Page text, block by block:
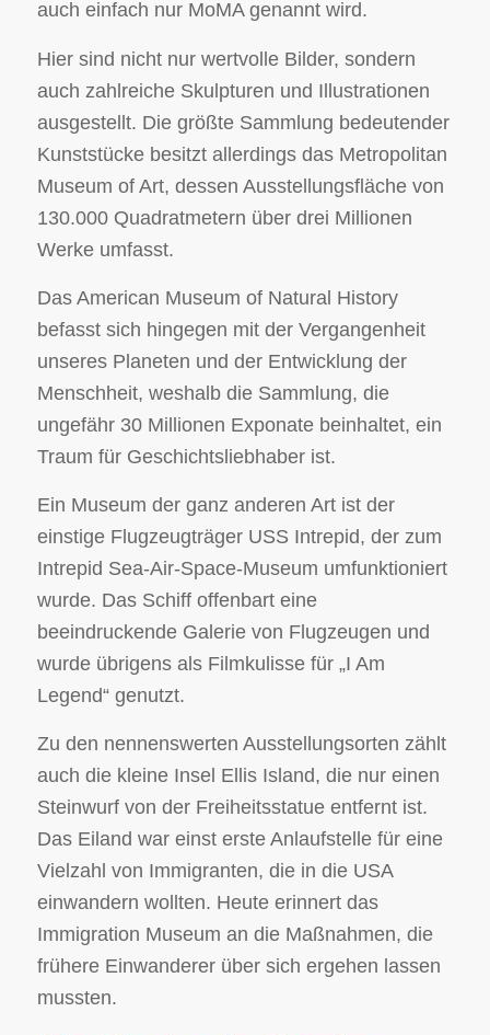
auch einfach nur MoMA genannt wird.
Hier sind nicht nur wertvolle Bilder, sondern
auch zahlreiche Skulpturen und Illustrationen
ausgestellt. Die größte Sammlung bedeutender
Kunststücke besitzt allerdings das Metropolitan
Museum of Art, dessen Ausstellungsfläche von
130.000 Quadratmetern über drei Millionen
Werke umfasst.
Das American Museum of Natural History
befasst sich hingegen mit der Vergangenheit
unseres Planeten und der Entwicklung der
Menschheit, weshalb die Sammlung, die
ungefähr 30 Millionen Exponate beinhaltet, ein
Traum für Geschichtsliebhaber ist.
Ein Museum der ganz anderen Art ist der
einstige Flugzeugträger USS Intrepid, der zum
Intrepid Sea-Air-Space-Museum umfunktioniert
wurde. Das Schiff offenbart eine
beeindruckende Galerie von Flugzeugen und
wurde übrigens als Filmkulisse für „I Am
Legend“ genutzt.
Zu den nennenswerten Ausstellungsorten zählt
auch die kleine Insel Ellis Island, die nur einen
Steinwurf von der Freiheitsstatue entfernt ist.
Das Eiland war einst erste Anlaufstelle für eine
Vielzahl von Immigranten, die in die USA
einwandern wollten. Heute erinnert das
Immigration Museum an die Maßnahmen, die
frühere Einwanderer über sich ergehen lassen
mussten.